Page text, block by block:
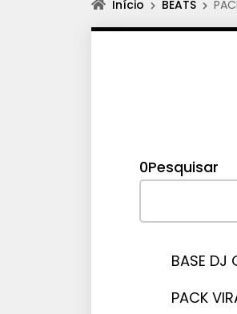
Início BEATS
0Pesquisar
BASE DJ
PACK